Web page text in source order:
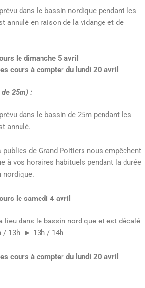
dans le bassin nordique pendant les
annulé en raison de la vidange et de
le dimanche 5 avril
cours à compter du lundi 20 avril
25m) :
dans le bassin de 25m pendant les
annulé.
publics de Grand Poitiers nous empêchent
à vos horaires habituels pendant la durée
nordique.
le samedi 4 avril
lieu dans le bassin nordique et est décalé
/ 13h ► 13h / 14h
cours à compter du lundi 20 avril